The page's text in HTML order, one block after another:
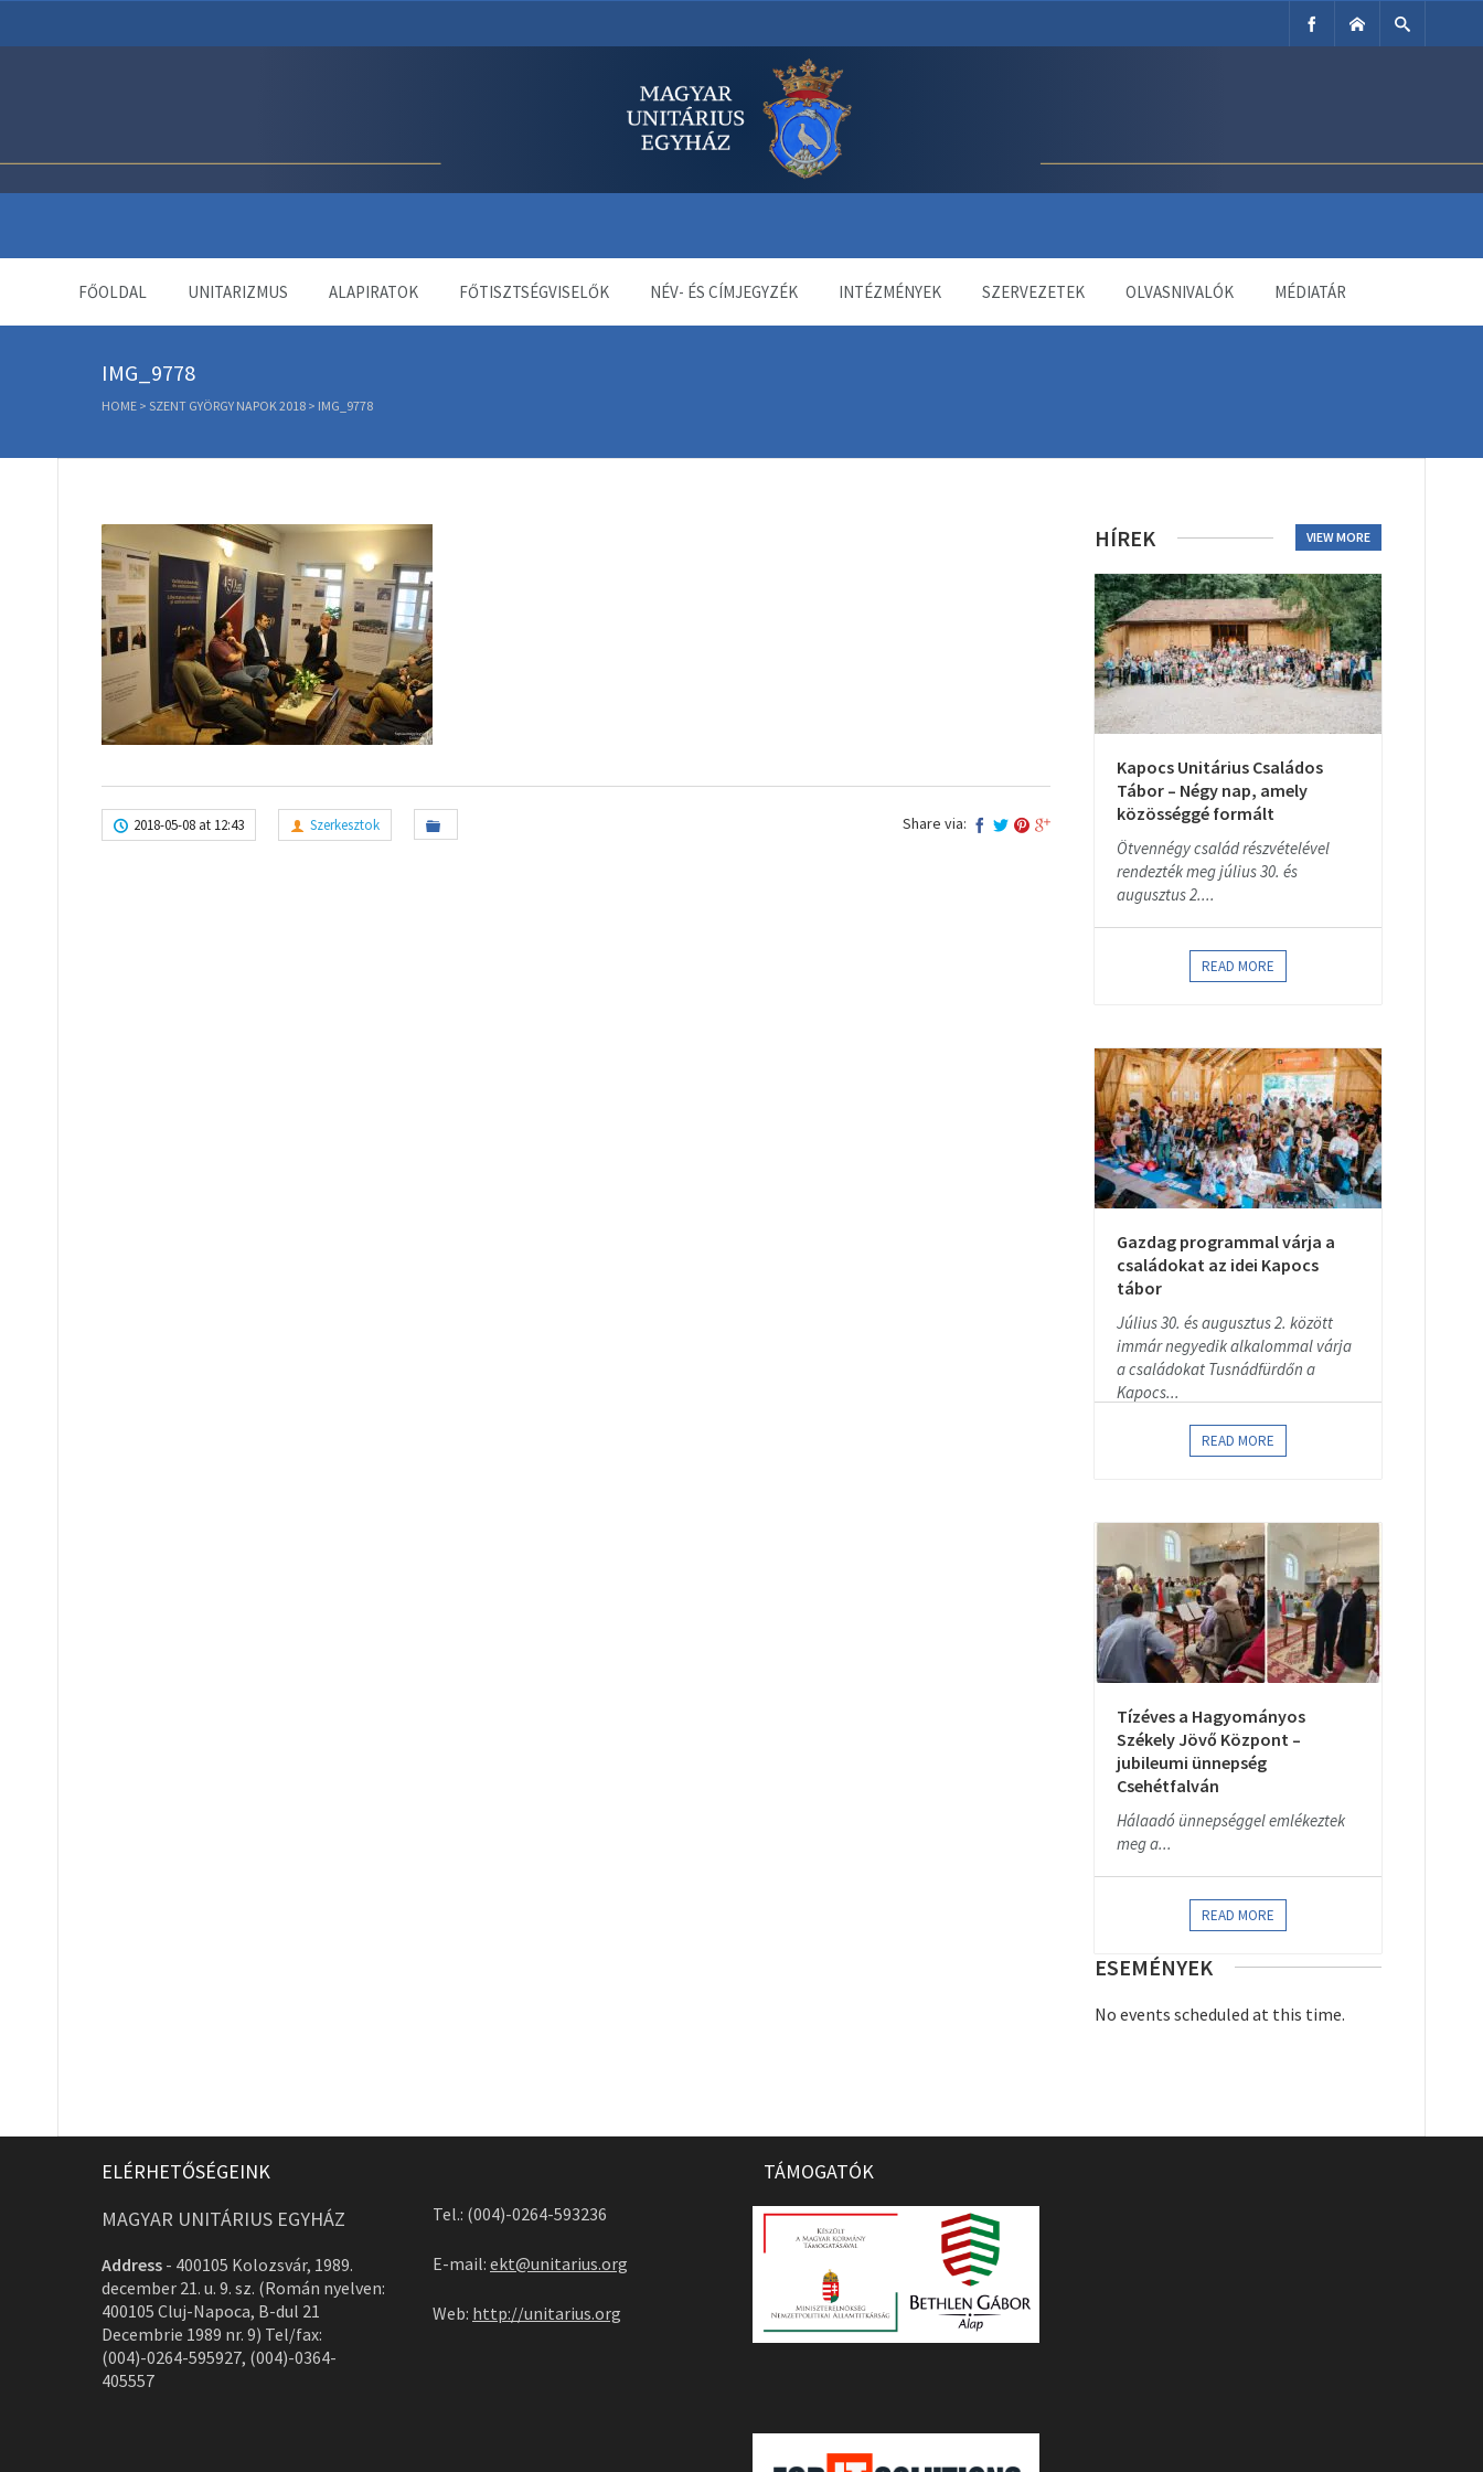
FŐOLDAL UNITARIZMUS ALAPIRATOK FŐTISZTSÉGVISELŐK NÉV- ÉS CÍMJEGYZÉK INTÉZMÉNYEK SZERVEZETEK OLVASNIVALÓK MÉDIATÁR
IMG_9778
HOME > SZENT GYÖRGY NAPOK 2018 > IMG_9778
2018-05-08 at 12:43 Szerkesztok Share via:
HÍREK VIEW MORE
Kapocs Unitárius Családos
Tábor – Négy nap, amely
közösséggé formált
Ötvennégy család részvételével
rendezték meg július 30. és
augusztus 2....
READ MORE
Gazdag programmal várja a
családokat az idei Kapocs
tábor
Július 30. és augusztus 2. között
immár negyedik alkalommal várja
a családokat Tusnádfürdőn a
Kapocs...
READ MORE
Tízéves a Hagyományos
Székely Jövő Központ –
jubileumi ünnepség
Csehétfalván
Hálaadó ünnepséggel emlékeztek
meg a...
READ MORE
ESEMÉNYEK
No events scheduled at this time.
ELÉRHETŐSÉGEINK
MAGYAR UNITÁRIUS EGYHÁZ
Address - 400105 Kolozsvár, 1989.
december 21. u. 9. sz. (Román nyelven:
400105 Cluj-Napoca, B-dul 21
Decembrie 1989 nr. 9) Tel/fax:
(004)-0264-595927, (004)-0364-
405557
Tel.: (004)-0264-593236
E-mail: ekt@unitarius.org
Web: http://unitarius.org
TÁMOGATÓK